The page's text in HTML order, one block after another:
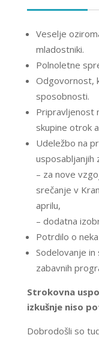
Veselje
mladostniki.
Polnoletne
Odgovornost,
sposobnosti.
Pripravljenost
skupine otrok
Udeležbo na
usposabljanjih
– za nove
srečanje v
aprilu,
– dodatna
Potrdilo o
Sodelovanje
zabavnih
Strokovna
izkušnje niso
Dobrodošli so